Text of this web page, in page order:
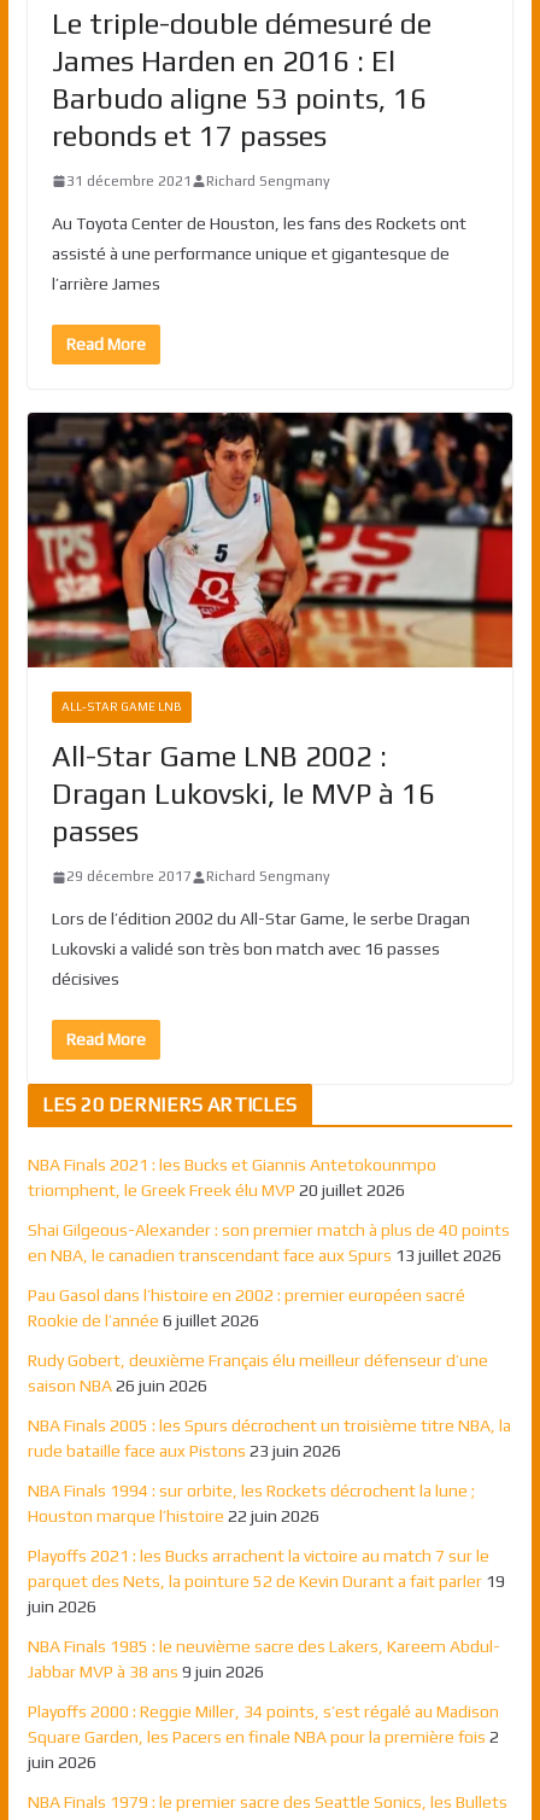
Le triple-double démesuré de
James Harden en 2016 : El
Barbudo aligne 53 points, 16
rebonds et 17 passes
31 décembre 2021 Richard Sengmany
Au Toyota Center de Houston, les fans des Rockets ont
assisté à une performance unique et gigantesque de
l’arrière James
Read More
ALL-STAR GAME LNB
All-Star Game LNB 2002 :
Dragan Lukovski, le MVP à 16
passes
29 décembre 2017 Richard Sengmany
Lors de l’édition 2002 du All-Star Game, le serbe Dragan
Lukovski a validé son très bon match avec 16 passes
décisives
Read More
LES 20 DERNIERS ARTICLES
NBA Finals 2021 : les Bucks et Giannis Antetokounmpo
triomphent, le Greek Freek élu MVP 20 juillet 2026
Shai Gilgeous-Alexander : son premier match à plus de 40 points
en NBA, le canadien transcendant face aux Spurs 13 juillet 2026
Pau Gasol dans l’histoire en 2002 : premier européen sacré
Rookie de l’année 6 juillet 2026
Rudy Gobert, deuxième Français élu meilleur défenseur d’une
saison NBA 26 juin 2026
NBA Finals 2005 : les Spurs décrochent un troisième titre NBA, la
rude bataille face aux Pistons 23 juin 2026
NBA Finals 1994 : sur orbite, les Rockets décrochent la lune ;
Houston marque l’histoire 22 juin 2026
Playoffs 2021 : les Bucks arrachent la victoire au match 7 sur le
parquet des Nets, la pointure 52 de Kevin Durant a fait parler 19
juin 2026
NBA Finals 1985 : le neuvième sacre des Lakers, Kareem Abdul-
Jabbar MVP à 38 ans 9 juin 2026
Playoffs 2000 : Reggie Miller, 34 points, s’est régalé au Madison
Square Garden, les Pacers en finale NBA pour la première fois 2
juin 2026
NBA Finals 1979 : le premier sacre des Seattle Sonics, les Bullets